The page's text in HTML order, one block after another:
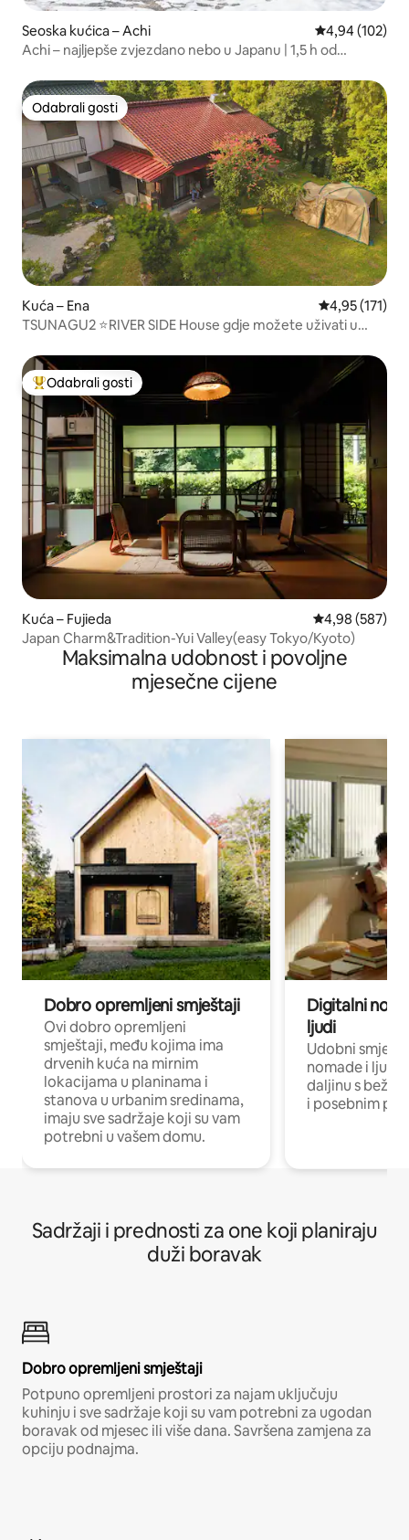
Seoska kućica – Achi Prosječna
4,94 (102)
Achi – najljepše zvjezdano nebo u Japanu | 1,5 h od
Odabrali gosti
Odabrali gosti
Kuća – Ena Prosječna
4,95 (171)
TSUNAGU2 ⭐️RIVER SIDE House gdje možete uživati u
Među najviše rangiranima s oznakom „Odabrali gosti”
Odabrali gosti
Kuća – Fujieda Prosječna
4,98 (587)
Japan Charm&Tradition-Yui Valley(easy Tokyo/Kyoto)
Maksimalna udobnost i povoljne
mjesečne cijene
Dobro opremljeni smještaji
Ovi dobro opremljeni
smještaji, među kojima ima
drvenih kuća na mirnim
lokacijama u planinama i
stanova u urbanim sredinama,
imaju sve sadržaje koji su vam
potrebni u vašem domu.
Digitalni
ljudi
Udobni
nomade i ljude
daljinu s
i posebnim
Sadržaji i prednosti za one koji planiraju
duži boravak
Dobro opremljeni smještaji
Potpuno opremljeni prostori za najam uključuju
kuhinju i sve sadržaje koji su vam potrebni za ugodan
boravak od mjesec ili više dana. Savršena zamjena za
opciju podnajma.